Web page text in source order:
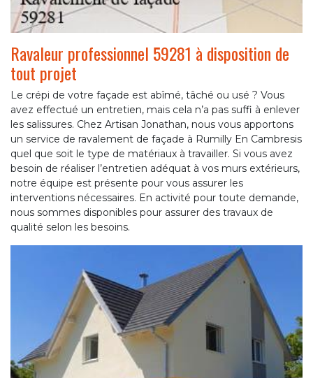
Ravaleur professionnel 59281 à disposition de
tout projet
Le crépi de votre façade est abîmé, tâché ou usé ? Vous
avez effectué un entretien, mais cela n’a pas suffi à enlever
les salissures. Chez Artisan Jonathan, nous vous apportons
un service de ravalement de façade à Rumilly En Cambresis
quel que soit le type de matériaux à travailler. Si vous avez
besoin de réaliser l’entretien adéquat à vos murs extérieurs,
notre équipe est présente pour vous assurer les
interventions nécessaires. En activité pour toute demande,
nous sommes disponibles pour assurer des travaux de
qualité selon les besoins.